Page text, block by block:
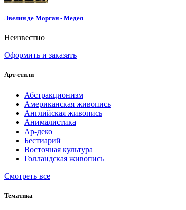
Эвелин де Морган - Медея
Неизвестно
Оформить и заказать
Арт-стили
Абстракционизм
Американская живопись
Английская живопись
Анималистика
Ар-деко
Бестиарий
Восточная культура
Голландская живопись
Смотреть все
Тематика